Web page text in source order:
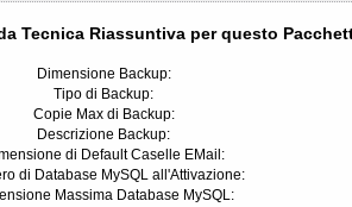
Tecnica Riassuntiva per questo
Dimensione Backup:
Tipo di Backup:
Copie Max di Backup:
Descrizione Backup:
di Default Caselle EMail:
di Database MySQL all'Attivazione:
Massima Database MySQL: